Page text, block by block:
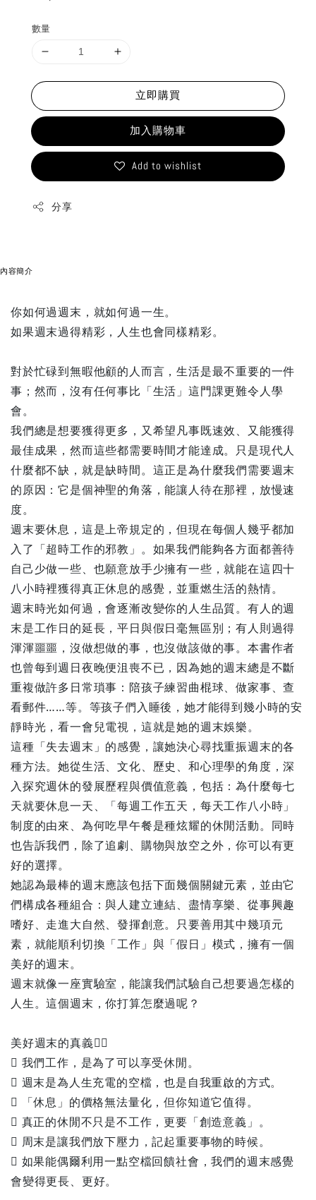
數量
立即購買
加入購物車
Add to wishlist
分享
內容簡介
你如何過週末，就如何過一生。
如果週末過得精彩，人生也會同樣精彩。
對於忙碌到無暇他顧的人而言，生活是最不重要的一件
事；然而，沒有任何事比「生活」這門課更難令人學
會。
我們總是想要獲得更多，又希望凡事既速效、又能獲得
最佳成果，然而這些都需要時間才能達成。只是現代人
什麼都不缺，就是缺時間。這正是為什麼我們需要週末
的原因：它是個神聖的角落，能讓人待在那裡，放慢速
度。
週末要休息，這是上帝規定的，但現在每個人幾乎都加
入了「超時工作的邪教」。如果我們能夠各方面都善待
自己少做一些、也願意放手少擁有一些，就能在這四十
八小時裡獲得真正休息的感覺，並重燃生活的熱情。
週末時光如何過，會逐漸改變你的人生品質。有人的週
末是工作日的延長，平日與假日毫無區別；有人則過得
渾渾噩噩，沒做想做的事，也沒做該做的事。本書作者
也曾每到週日夜晚便沮喪不已，因為她的週末總是不斷
重複做許多日常瑣事：陪孩子練習曲棍球、做家事、查
看郵件……等。等孩子們入睡後，她才能得到幾小時的安
靜時光，看一會兒電視，這就是她的週末娛樂。
這種「失去週末」的感覺，讓她決心尋找重振週末的各
種方法。她從生活、文化、歷史、和心理學的角度，深
入探究週休的發展歷程與價值意義，包括：為什麼每七
天就要休息一天、「每週工作五天，每天工作八小時」
制度的由來、為何吃早午餐是種炫耀的休閒活動。同時
也告訴我們，除了追劇、購物與放空之外，你可以有更
好的選擇。
她認為最棒的週末應該包括下面幾個關鍵元素，並由它
們構成各種組合：與人建立連結、盡情享樂、從事興趣
嗜好、走進大自然、發揮創意。只要善用其中幾項元
素，就能順利切換「工作」與「假日」模式，擁有一個
美好的週末。
週末就像一座實驗室，能讓我們試驗自己想要過怎樣的
人生。這個週末，你打算怎麼過呢？
美好週末的真義
 我們工作，是為了可以享受休閒。
 週末是為人生充電的空檔，也是自我重啟的方式。
 「休息」的價格無法量化，但你知道它值得。
 真正的休閒不只是不工作，更要「創造意義」。
 周末是讓我們放下壓力，記起重要事物的時候。
 如果能偶爾利用一點空檔回饋社會，我們的週末感覺
會變得更長、更好。